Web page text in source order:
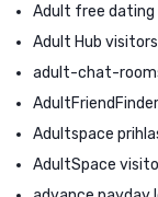
Adult free dating
Adult Hub visitors
adult-chat-
Adultspace
AdultSpace